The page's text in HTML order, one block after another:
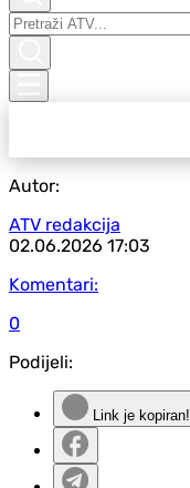
Autor:
ATV redakcija
02.06.2026 17:03
Komentari:
0
Podijeli:
Link je kopiran!